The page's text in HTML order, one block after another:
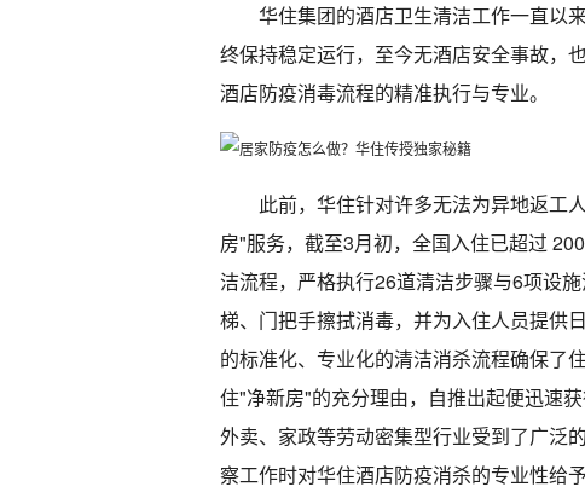
华住集团的酒店卫生清洁工作一直以
终保持稳定运行，至今无酒店安全事故，
酒店防疫消毒流程的精准执行与专业。
此前，华住针对许多无法为异地返工
房"服务，截至3月初，全国入住已超过
洁流程，严格执行26道清洁步骤与6项设
梯、门把手擦拭消毒，并为入住人员提供
的标准化、专业化的清洁消杀流程确保了
住"净新房"的充分理由，自推出起便迅速
外卖、家政等劳动密集型行业受到了广泛
察工作时对华住酒店防疫消杀的专业性给